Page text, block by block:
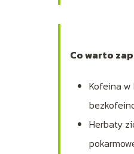
Co warto
Kofeina w
Herbaty